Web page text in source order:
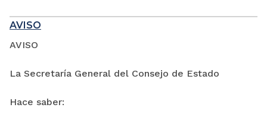
AVISO
AVISO
La Secretaría General del Consejo de Estado
Hace saber: